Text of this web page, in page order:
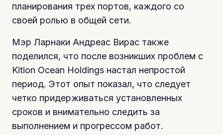
планирования трех портов, каждого со
своей ролью в общей сети.
Мэр Ларнаки Андреас Вирас также
поделился, что после возникших проблем с
Kition Ocean Holdings настал непростой
период. Этот опыт показал, что следует
четко придерживаться установленных
сроков и внимательно следить за
выполнением и прогрессом работ.